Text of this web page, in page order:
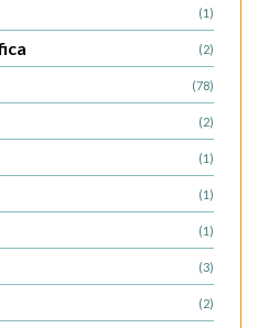
(1)
(2)
(78)
(2)
(1)
(1)
(1)
(3)
(2)